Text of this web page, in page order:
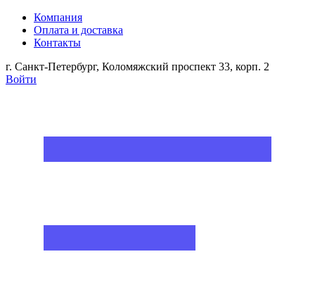
Компания
Оплата и доставка
Контакты
г. Санкт-Петербург, Коломяжский проспект 33, корп. 2
Войти